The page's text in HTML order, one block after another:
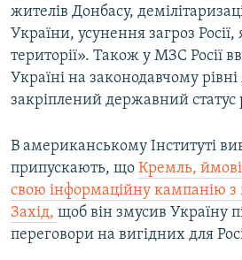
жителів Донбасу,
України, усунення загроз Росії,
території». Також у МЗС Росії
Україні на законодавчому
закріплений державний статус
В американському Інституті
припускають, що Кремль,
свою інформаційну кампанію
Захід, щоб він змусив Україну
переговори на вигідних для